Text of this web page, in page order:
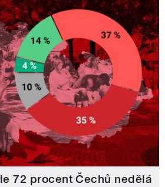
72 procent Čechů nedělá